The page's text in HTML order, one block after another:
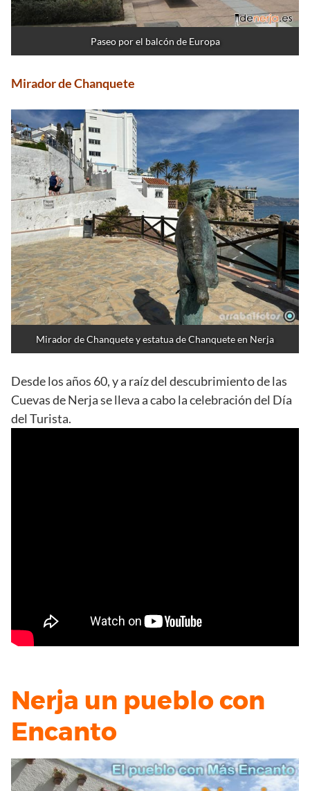
Paseo por el balcón de Europa
Mirador de Chanquete
Mirador de Chanquete y estatua de Chanquete en Nerja
Desde los años 60, y a raíz del descubrimiento de las
Cuevas de Nerja se lleva a cabo la celebración del Día
del Turista.
Nerja un pueblo con
Encanto